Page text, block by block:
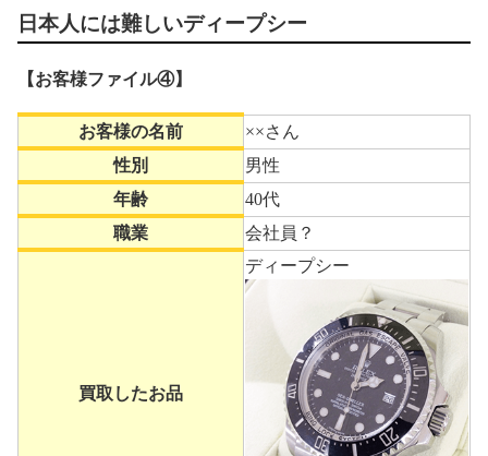
日本人には難しいディープシー
【お客様ファイル④】
お客様の名前
××さん
性別
男性
年齢
40代
職業
会社員？
買取したお品
ディープシー